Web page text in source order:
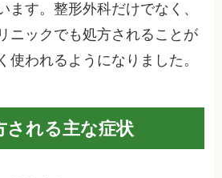
ます。整形外科だけでなく、
ニックでも処方されることが
使われるようになりました。
される主な症状